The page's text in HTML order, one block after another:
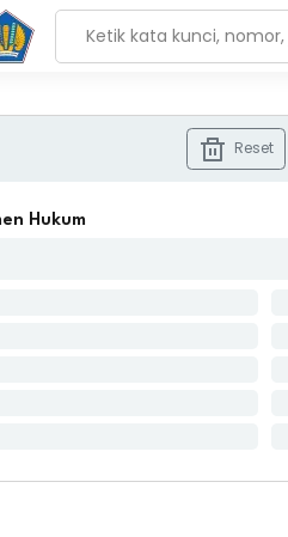
Reset
Hukum